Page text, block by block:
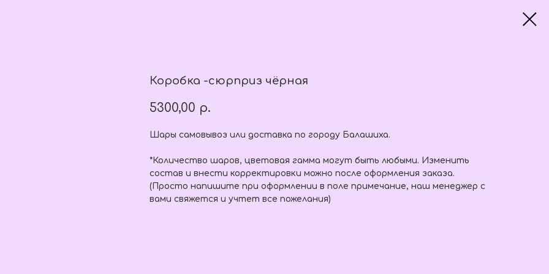
Коробка -сюрприз чёрная
5300,00 р.
Шары самовывоз или доставка по городу Балашиха.
*Количество шаров, цветовая гамма могут быть любыми. Изменить
состав и внести корректировки можно после оформления заказа.
(Просто напишите при оформлении в поле примечание, наш менеджер с
вами свяжется и учтет все пожелания)